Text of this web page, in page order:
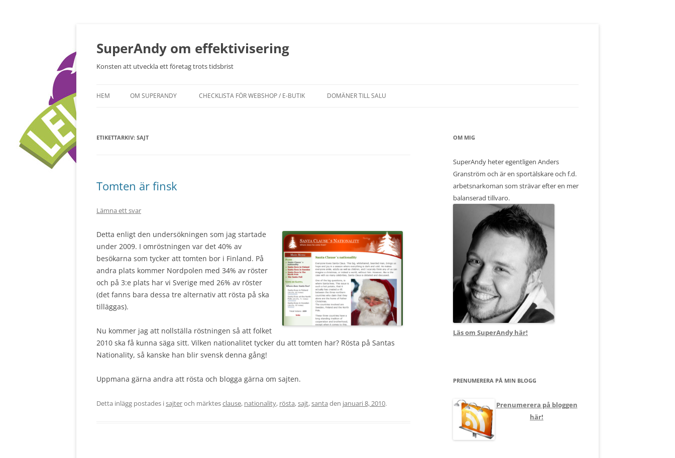
SuperAndy om effektivisering
Konsten att utveckla ett företag trots tidsbrist
HEM OM SUPERANDY CHECKLISTA FÖR WEBSHOP / E-BUTIK DOMÄNER TILL SALU
ETIKETTARKIV: SAJT
Tomten är finsk
Lämna ett svar
Detta enligt den undersökningen som jag startade
under 2009. I omröstningen var det 40% av
besökarna som tycker att tomten bor i Finland. På
andra plats kommer Nordpolen med 34% av röster
och på 3:e plats har vi Sverige med 26% av röster
(det fanns bara dessa tre alternativ att rösta på ska
tilläggas).
Nu kommer jag att nollställa röstningen så att folket
2010 ska få kunna säga sitt. Vilken nationalitet tycker du att tomten har? Rösta på Santas
Nationality, så kanske han blir svensk denna gång!
Uppmana gärna andra att rösta och blogga gärna om sajten.
Detta inlägg postades isajteroch märktesclause, nationality, rösta,sajt,santa den januari 8, 2010.
OM MIG
SuperAndy heter egentligen Anders
Granström och är en sportälskare och f.d.
arbetsnarkoman som strävar efter en mer
balanserad tillvaro.
Läs om SuperAndy här!
PRENUMERERA PÅ MIN BLOGG
Prenumerera på bloggen
här!